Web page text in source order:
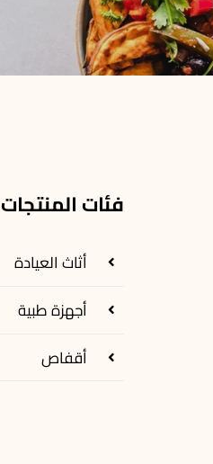
فئات المنتجات
أثاث العيادة
أجهزة طبية
أقفاص